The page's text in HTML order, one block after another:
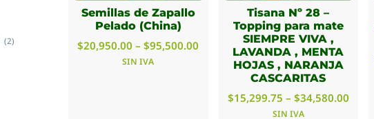
(2)
Semillas de Zapallo
Pelado (China)
$20,950.00 – $95,500.00
SIN IVA
Tisana Nº 28 –
Topping para mate
SIEMPRE VIVA ,
LAVANDA , MENTA
HOJAS , NARANJA
CASCARITAS
$15,299.75 – $34,580.00
SIN IVA